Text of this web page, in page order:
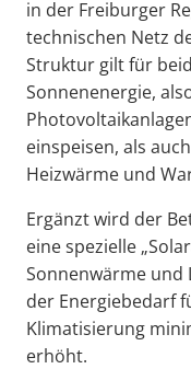
in der Freiburger
technischen Netz
Struktur gilt für
Sonnenenergie,
einspeisen, als
Heizwärme und
Ergänzt wird der
eine spezielle
Sonnenwärme und
der Energiebedarf
Klimatisierung
erhöht.